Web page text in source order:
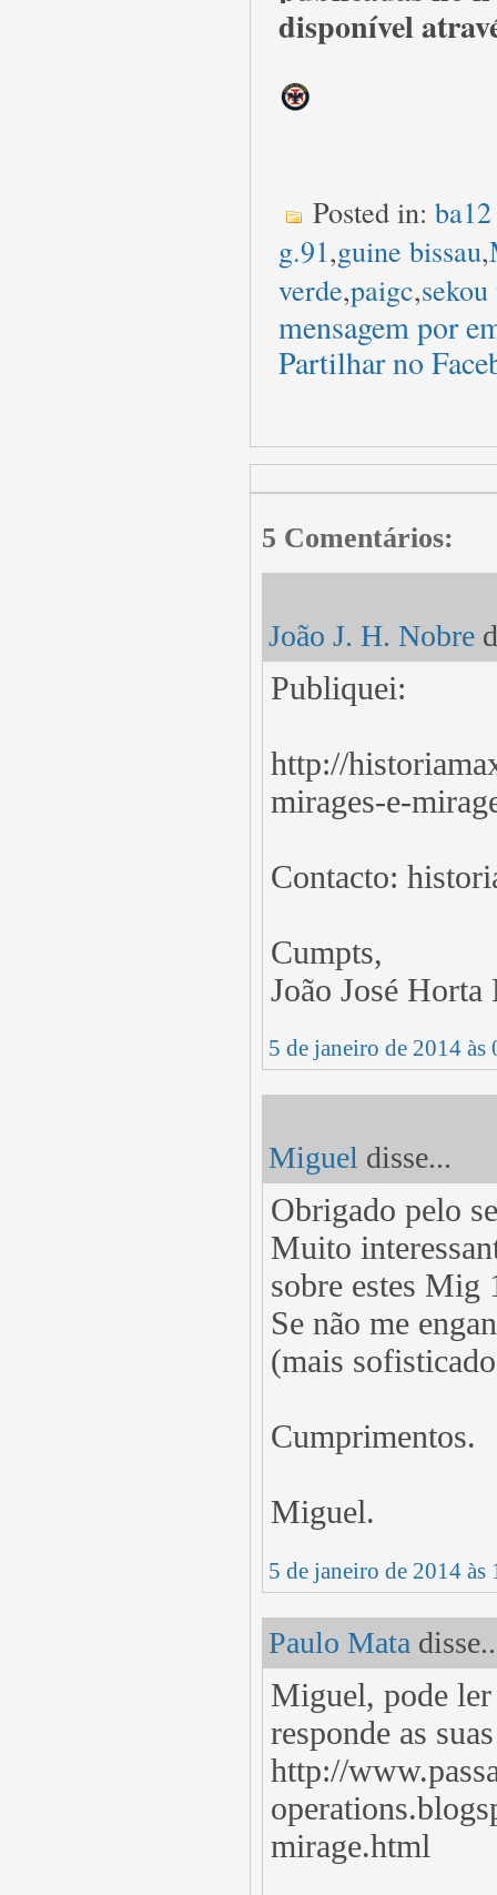
disponível
Posted in:
g.91,guine bissau,
verde,paigc,
mensagem por
Partilhar no
5 Comentários:
João J. H. Nobre
Publiquei:
http://
mirages-e-
Contacto:
Cumpts,
João José Horta
5 de janeiro de 2014
Miguel disse...
Obrigado pelo
Muito
sobre estes Mig
Se não me
(mais
Cumprimentos.
Miguel.
5 de janeiro de 2014
Paulo Mata
Miguel, pode ler
responde as
http://
mirage.html